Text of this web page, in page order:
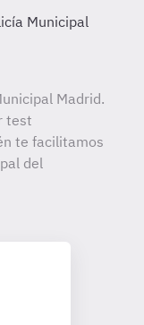
Municipal
Madrid.
test
te facilitamos
del